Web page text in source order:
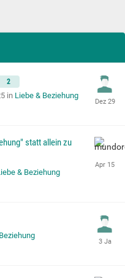
2
in Liebe & Beziehung
statt allein zu
& Beziehung